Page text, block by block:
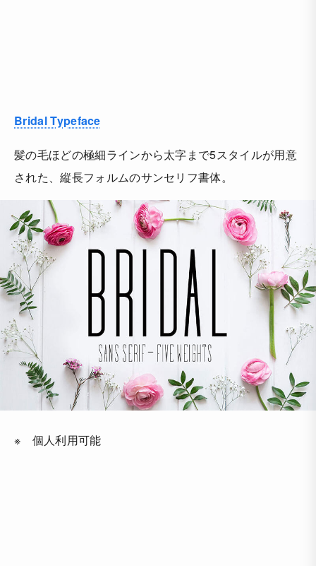
Bridal Typeface
髪の毛ほどの極細ラインから太字まで5スタイルが用意
された、縦長フォルムのサンセリフ書体。
※ 個人利用可能